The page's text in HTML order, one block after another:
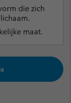
die zich
maat.